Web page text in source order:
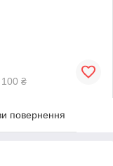
₴
повернення